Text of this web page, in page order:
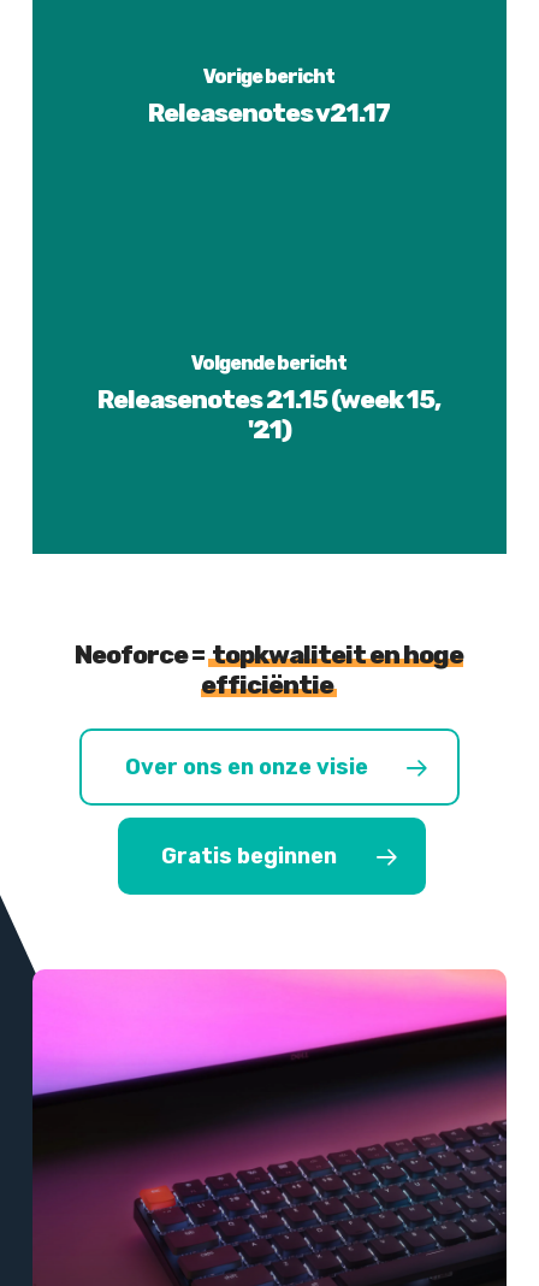
Vorige bericht
Releasenotes v21.17
Volgende bericht
Releasenotes 21.15 (week 15,
'21)
Neoforce =topkwaliteit en hoge
efficiëntie
Over ons en onze visie
Gratis beginnen
Meer